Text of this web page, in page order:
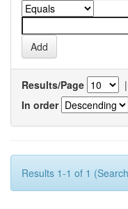
Results/Page |
In order
Results 1-1 of 1